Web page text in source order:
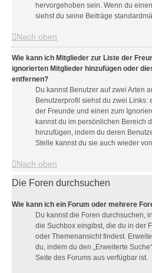
hervorgehoben sein. Wenn du
siehst du seine Beiträge
Nach oben
Wie kann ich Mitglieder zur Liste der
ignorierten Mitglieder hinzufügen oder
entfernen?
Du kannst Benutzer auf zwei Arten
Benutzerprofil siehst du zwei Links:
der Freunde und einen zum
kannst du im persönlichen Bereich
hinzufügen, indem du deren
Stelle kannst du sie auch wieder
Nach oben
Die Foren durchsuchen
Wie kann ich ein Forum oder mehrere
Du kannst die Foren durchsuchen,
die Suchbox eingibst, die du in der
oder Themenansicht findest.
du, indem du den „Erweiterte
Seite des Forums aus verfügbar ist.